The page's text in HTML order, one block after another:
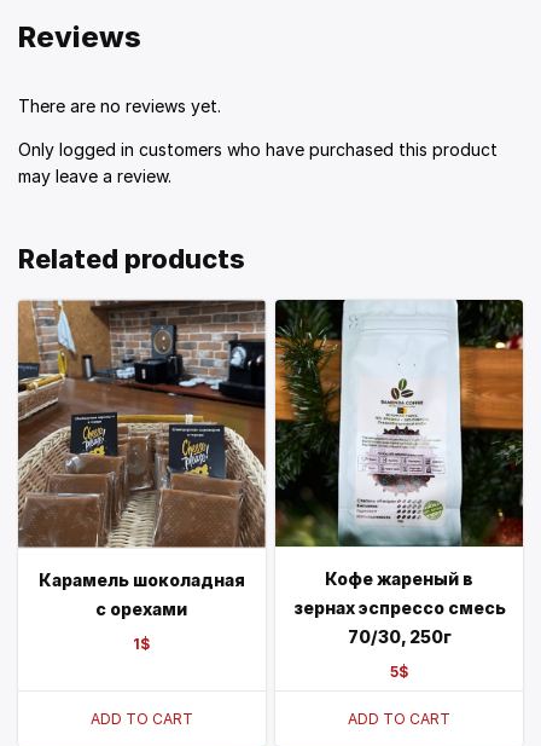
Reviews
There are no reviews yet.
Only logged in customers who have purchased this product
may leave a review.
Related products
Карамель шоколадная
с орехами
1$
ADD TO CART
Кофе жареный в
зернах эспрессо смесь
70/30, 250г
5$
ADD TO CART